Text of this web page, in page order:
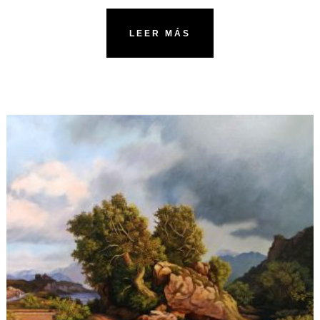
LEER MÁS